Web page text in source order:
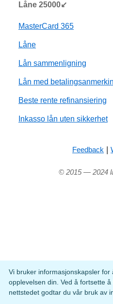
Låne 25000↙
MasterCard 365
Låne
Lån sammenligning
Lån med
Beste rente refinansiering
Inkasso lån uten sikkerhet
Feedback |
© 2015 — 2024
Vi bruker informasjonskapsler for
opplevelsen din. Ved å fortsette
nettstedet godtar du vår bruk av